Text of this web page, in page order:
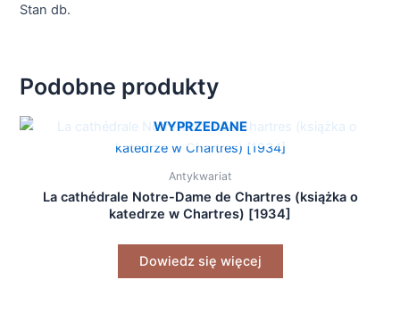
Stan db.
Podobne produkty
WYPRZEDANE
Antykwariat
La cathédrale Notre-Dame de Chartres (książka o
katedrze w Chartres) [1934]
Dowiedz się więcej